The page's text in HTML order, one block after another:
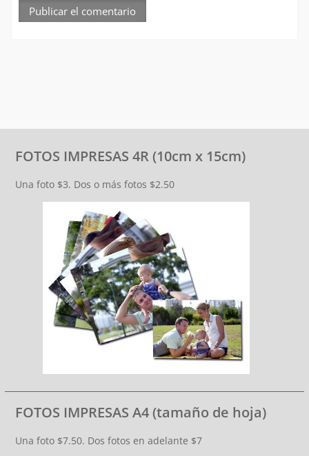
FOTOS IMPRESAS 4R (10cm x 15cm)
Una foto $3. Dos o más fotos $2.50
FOTOS IMPRESAS A4 (tamaño de hoja)
Una foto $7.50. Dos fotos en adelante $7